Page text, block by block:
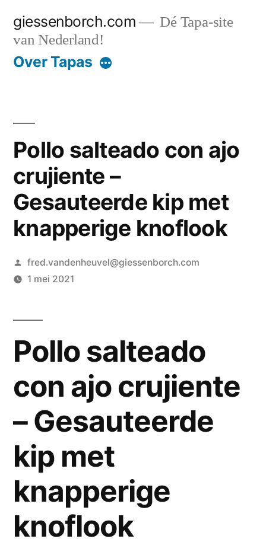
naar
giessenborch.com
Dé Tapa-site
van Nederland!
Over Tapas
Pollo salteado con ajo
crujiente –
Gesauteerde kip met
knapperige knoflook
Geplaatst
door
fred.vandenheuvel@giessenborch.com
1 mei 2021
Pollo salteado
con ajo crujiente
– Gesauteerde
kip met
knapperige
knoflook